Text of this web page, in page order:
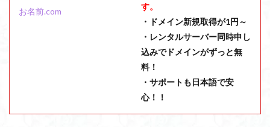
お名前.com
す。
・ドメイン新規取得が1円～
・レンタルサーバー同時申し
込みでドメインがずっと無
料！
・サポートも日本語で安
心！！